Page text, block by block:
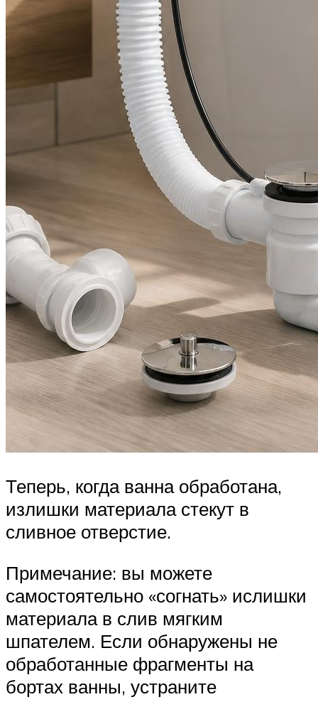
Теперь, когда ванна обработана,
излишки материала стекут в
сливное отверстие.
Примечание: вы можете
самостоятельно «согнать» ислишки
материала в слив мягким
шпателем. Если обнаружены не
обработанные фрагменты на
бортах ванны, устраните